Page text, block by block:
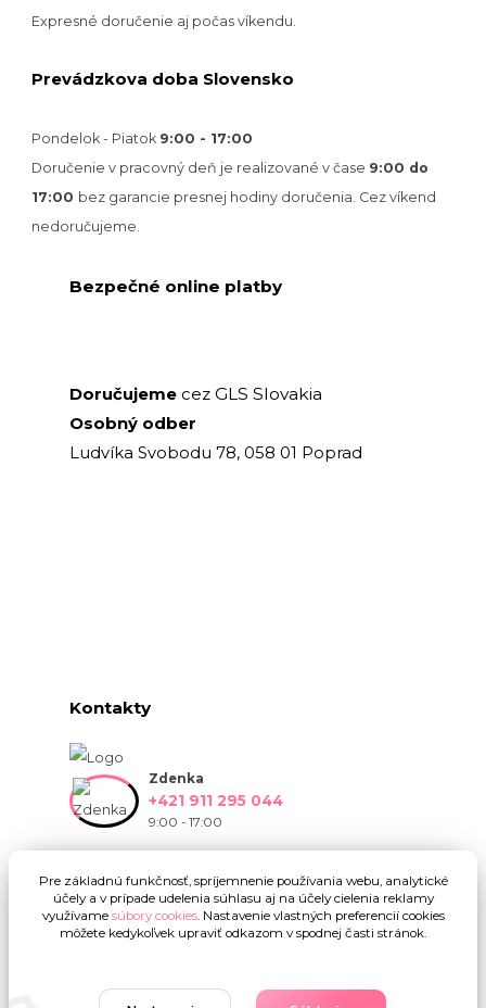
Expresné doručenie aj počas víkendu.
Prevádzkova doba Slovensko
Pondelok - Piatok 9:00 - 17:00
Doručenie v pracovný deň je realizované v čase 9:00 do
17:00 bez garancie presnej hodiny doručenia. Cez víkend
nedoručujeme.
Bezpečné online platby
Doručujeme cez GLS Slovakia
Osobný odber
Ludvíka Svobodu 78, 058 01 Poprad
Kontakty
Zdenka
+421 911 295 044
9:00 - 17:00
Pre základnú funkčnosť, spríjemnenie používania webu, analytické
účely a v prípade udelenia súhlasu aj na účely cielenia reklamy
využívame súbory cookies. Nastavenie vlastných preferencií cookies
môžete kedykoľvek upraviť odkazom v spodnej časti stránok.